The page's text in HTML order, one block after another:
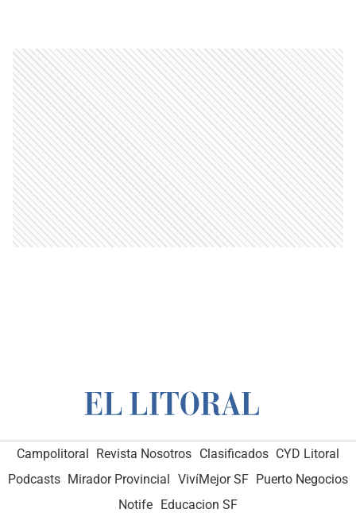
Campolitoral Revista Nosotros Clasificados CYD Litoral
Podcasts Mirador Provincial VivíMejor SF Puerto Negocios
Notife Educacion SF